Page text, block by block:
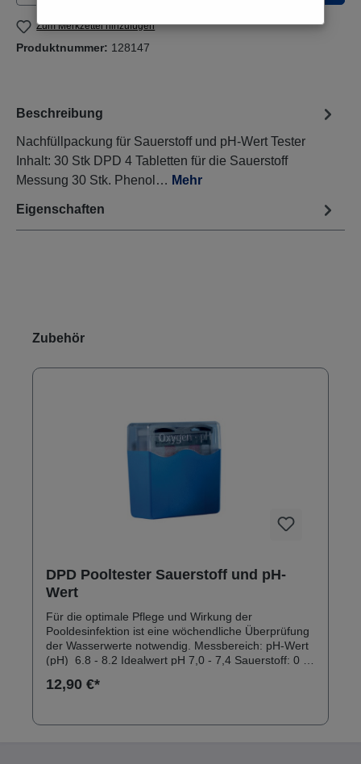
Zum Merkzettel hinzufügen
Produktnummer: 128147
Beschreibung
Nachfüllpackung für Sauerstoff und pH-Wert Tester
Inhalt: 30 Stk DPD 4 Tabletten für die Sauerstoff
Messung 30 Stk. Phenol… Mehr
Eigenschaften
Produktgalerie überspringen
Zubehör
DPD Pooltester Sauerstoff und pH-
Wert
Für die optimale Pflege und Wirkung der
Pooldesinfektion ist eine wöchendliche Überprüfung
der Wasserwerte notwendig. Messbereich: pH-Wert
(pH) 6.8 - 8.2 Idealwert pH 7,0 - 7,4 Sauerstoff: 0 -
Testgerät (Schütteltester Kunststoff) 20 Testtabletten
12,90 €*